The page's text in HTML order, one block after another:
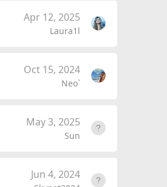
Apr 12, 2025
Laura1l
Oct 15, 2024
Neo`
May 3, 2025
Sun
Jun 4, 2024